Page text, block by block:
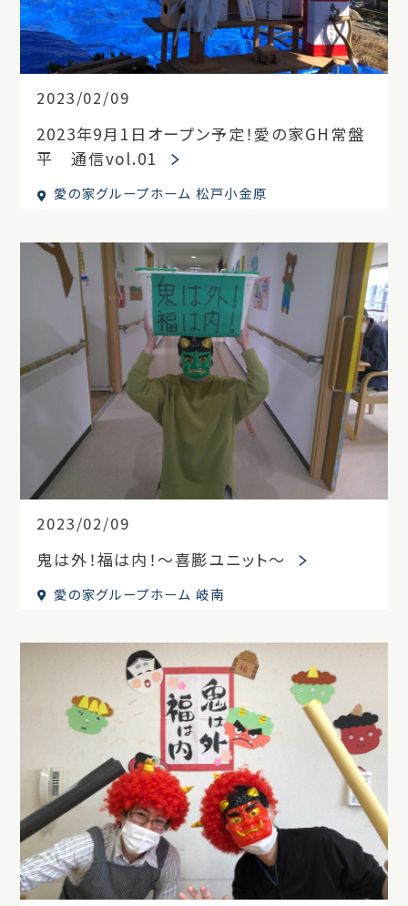
2023/02/09
2023年9月1日オープン予定！愛の家GH常盤
平 通信vol.01
愛の家グループホーム 松戸小金原
2023/02/09
鬼は外！福は内！～喜膨ユニット～
愛の家グループホーム 岐南